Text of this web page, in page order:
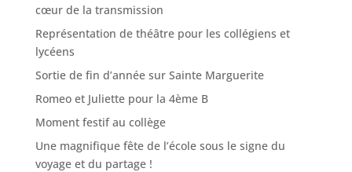
cœur de la transmission
Représentation de théâtre pour les collégiens et
lycéens
Sortie de fin d’année sur Sainte Marguerite
Romeo et Juliette pour la 4ème B
Moment festif au collège
Une magnifique fête de l’école sous le signe du
voyage et du partage !